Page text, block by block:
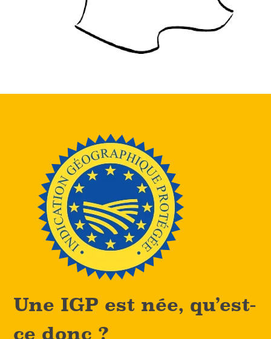
Une IGP est née, qu’est-
ce donc ?